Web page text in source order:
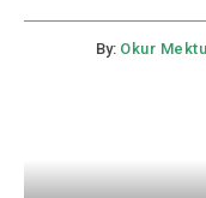
By: Okur